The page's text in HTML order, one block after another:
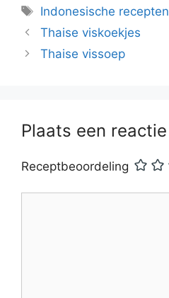
Tags
Indonesische recepten
Thaise viskoekjes
Thaise vissoep
Plaats een reactie
Receptbeoordeling